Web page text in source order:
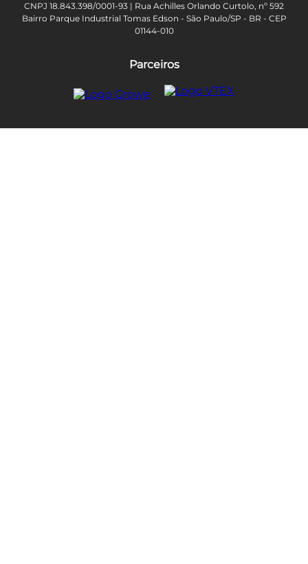
CNPJ 18.843.398/0001-93 | Rua Achilles Orlando Curtolo, nº 592
Bairro Parque Industrial Tomas Edson - São Paulo/SP - BR - CEP
01144-010
Parceiros